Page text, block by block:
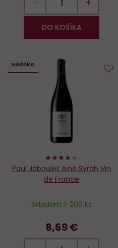
− +
DO KOŠÍKA
Novinka
76%
Paul Jaboulet Ainé Syrah Vin
de France
Skladom > 200 ks
8,69 €